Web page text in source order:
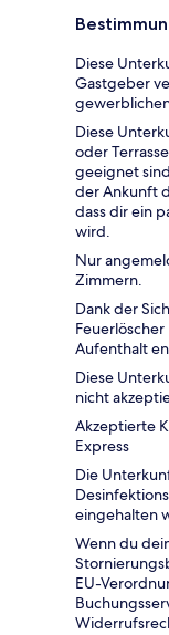
Diese
Gastgeber
Diese
oder
geeignet
der Ankunft
dass dir ein
wird.
Nur
Zimmern.
Dank der
Aufenthalt
Diese
nicht
Akzeptierte
Express
Die
eingehalten
Wenn du
EU-